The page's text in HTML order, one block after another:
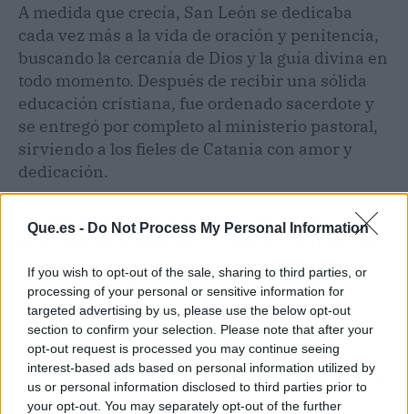
Que.es - Do Not Process My Personal Information
If you wish to opt-out of the sale, sharing to third parties, or
processing of your personal or sensitive information for
targeted advertising by us, please use the below opt-out
section to confirm your selection. Please note that after your
opt-out request is processed you may continue seeing
interest-based ads based on personal information utilized by
us or personal information disclosed to third parties prior to
your opt-out. You may separately opt-out of the further
A medida que crecía, San León se dedicaba
cada vez más a la vida de oración y penitencia,
buscando la cercanía de Dios y la guía divina en
todo momento. Después de recibir una sólida
educación cristiana, fue ordenado sacerdote y
se entregó por completo al ministerio pastoral,
sirviendo a los fieles de Catania con amor y
dedicación.
Sin embargo, la vida de San León estuvo
marcada por el martirio. Durante el reinado del
emperador bizantino León I, la persecución
contra los cristianos se intensificó en Sicilia.
San León fue arrestado y sometido a crueles
torturas por negarse a renunciar a su fe en
Cristo. A pesar del sufrimiento, se mantuvo
firme en su convicción y se negó a ceder ante la
presión de las autoridades paganas.